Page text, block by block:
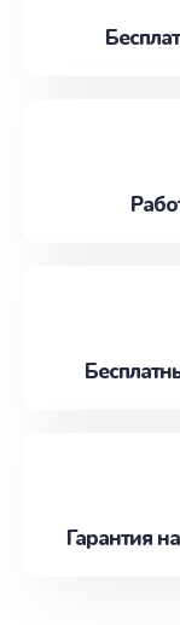
Гарантия